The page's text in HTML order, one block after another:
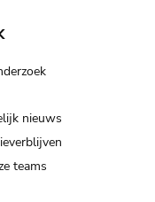
nieuws
teams